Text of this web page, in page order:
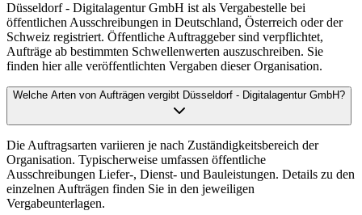
Düsseldorf - Digitalagentur GmbH ist als Vergabestelle bei
öffentlichen Ausschreibungen in Deutschland, Österreich oder der
Schweiz registriert. Öffentliche Auftraggeber sind verpflichtet,
Aufträge ab bestimmten Schwellenwerten auszuschreiben. Sie
finden hier alle veröffentlichten Vergaben dieser Organisation.
Welche Arten von Aufträgen vergibt Düsseldorf - Digitalagentur GmbH?
Die Auftragsarten variieren je nach Zuständigkeitsbereich der
Organisation. Typischerweise umfassen öffentliche
Ausschreibungen Liefer-, Dienst- und Bauleistungen. Details zu den
einzelnen Aufträgen finden Sie in den jeweiligen
Vergabeunterlagen.